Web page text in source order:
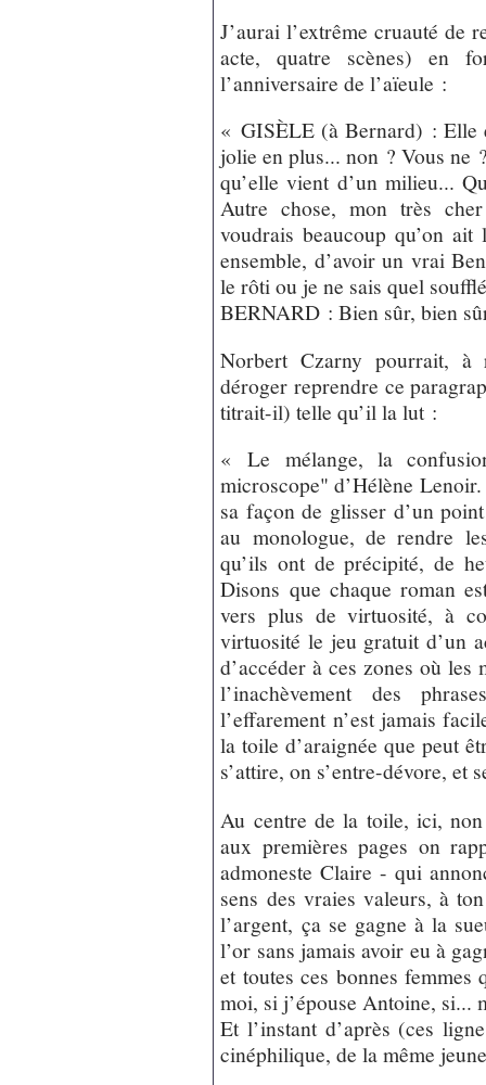
J’aurai l’extrême cruauté de
acte, quatre scènes) en
l’anniversaire de l’aïeule :
« GISÈLE (à Bernard) : Elle
jolie en plus... non ? Vous ne
qu’elle vient d’un milieu...
Autre chose, mon très
voudrais beaucoup qu’on
ensemble, d’avoir un vrai
le rôti ou je ne sais quel
BERNARD : Bien sûr, bien
Norbert Czarny pourrait, à
déroger reprendre ce
titrait-il) telle qu’il la lut :
« Le mélange, la
microscope" d’Hélène
sa façon de glisser d’un
au monologue, de rendre
qu’ils ont de précipité, de
Disons que chaque roman
vers plus de virtuosité, à
virtuosité le jeu gratuit d’un
d’accéder à ces zones où
l’inachèvement des
l’effarement n’est jamais
la toile d’araignée que peut
s’attire, on s’entre-dévore, et
Au centre de la toile, ici,
aux premières pages on
admoneste Claire - qui
sens des vraies valeurs, à
l’argent, ça se gagne à la
l’or sans jamais avoir eu à
et toutes ces bonnes
moi, si j’épouse Antoine,
Et l’instant d’après (ces
cinéphilique, de la même